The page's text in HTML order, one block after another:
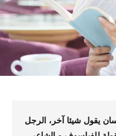
يقول شيئا آخر، الرجل